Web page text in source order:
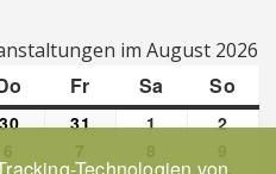
im August 2026
Donnerstag
Fr Freitag
Sa Samstag
So
30Juli
31Juli
1August2